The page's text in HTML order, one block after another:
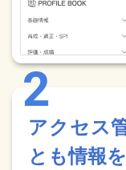
アクセス
とも情報